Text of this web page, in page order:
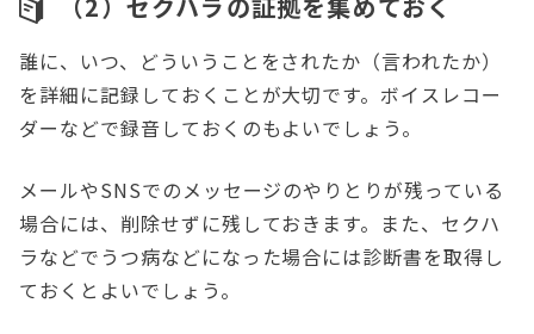
（2）セクハラの証拠を集めておく
誰に、いつ、どういうことをされたか（言われたか）
を詳細に記録しておくことが大切です。ボイスレコー
ダーなどで録音しておくのもよいでしょう。
メールやSNSでのメッセージのやりとりが残っている
場合には、削除せずに残しておきます。また、セクハ
ラなどでうつ病などになった場合には診断書を取得し
ておくとよいでしょう。